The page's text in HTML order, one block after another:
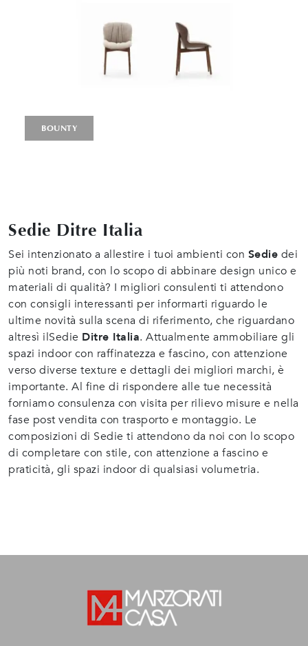
BOUNTY
Sedie Ditre Italia
Sei intenzionato a allestire i tuoi ambienti con Sedie dei
più noti brand, con lo scopo di abbinare design unico e
materiali di qualità? I migliori consulenti ti attendono
con consigli interessanti per informarti riguardo le
ultime novità sulla scena di riferimento, che riguardano
altresì ilSedie Ditre Italia. Attualmente ammobiliare gli
spazi indoor con raffinatezza e fascino, con attenzione
verso diverse texture e dettagli dei migliori marchi, è
importante. Al fine di rispondere alle tue necessità
forniamo consulenza con visita per rilievo misure e nella
fase post vendita con trasporto e montaggio. Le
composizioni di Sedie ti attendono da noi con lo scopo
di completare con stile, con attenzione a fascino e
praticità, gli spazi indoor di qualsiasi volumetria.